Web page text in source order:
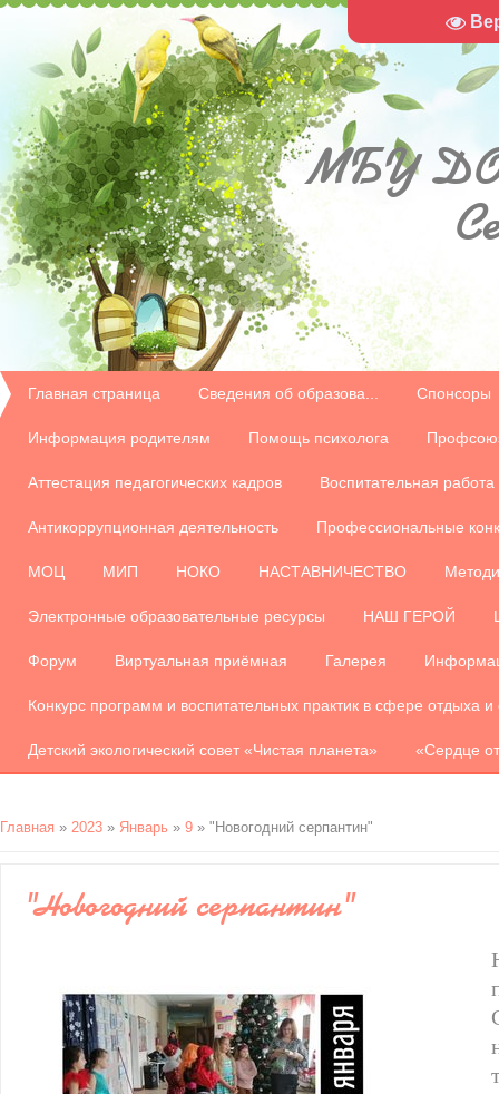
МБУ
Главная страница Сведения об образова... Спонсоры
Информация родителям Помощь психолога
Аттестация педагогических кадров Воспитательная работа
Антикоррупционная деятельность Профессиональные
МОЦ МИП НОКО НАСТАВНИЧЕСТВО
Электронные образовательные ресурсы НАШ ГЕРОЙ
Форум Виртуальная приёмная Галерея
Конкурс программ и воспитательных практик в сфере отдыха
Детский экологический совет «Чистая планета» «Сердце
Главная » 2023 » Январь » 9 » "Новогодний серпантин"
"Новогодний серпантин"